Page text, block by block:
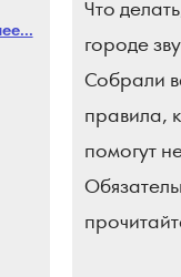
Что
городе
Собрали
правила,
помогут